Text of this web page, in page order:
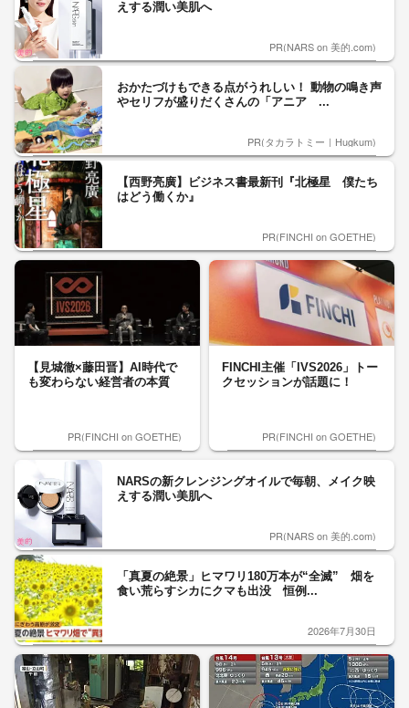
えする潤い美肌へ
PR(NARS on 美的.com)
おかたづけもできる点がうれしい！ 動物の鳴き声
やセリフが盛りだくさんの「アニア ...
PR(タカラトミー｜Hugkum)
【西野亮廣】ビジネス書最新刊『北極星 僕たち
はどう働くか』
PR(FINCHI on GOETHE)
【見城徹×藤田晋】AI時代で
も変わらない経営者の本質
PR(FINCHI on GOETHE)
FINCHI主催「IVS2026」トー
クセッションが話題に！
PR(FINCHI on GOETHE)
NARSの新クレンジングオイルで毎朝、メイク映
えする潤い美肌へ
PR(NARS on 美的.com)
「真夏の絶景」ヒマワリ180万本が“全滅” 畑を
食い荒らすシカにクマも出没 恒例...
2026年7月30日